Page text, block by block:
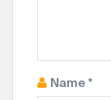
Name *